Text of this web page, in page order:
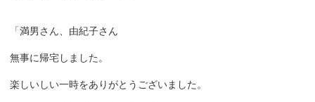
「満男さん、由紀子さん
無事に帰宅しました。
楽しいしい一時をありがとうございました。